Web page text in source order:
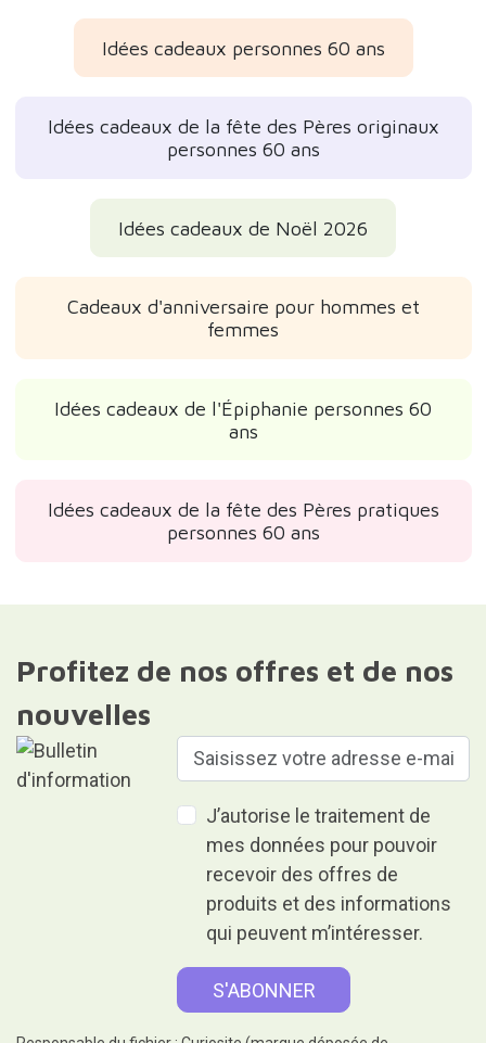
Idées cadeaux personnes 60 ans
Idées cadeaux de la fête des Pères originaux
personnes 60 ans
Idées cadeaux de Noël 2026
Cadeaux d'anniversaire pour hommes et
femmes
Idées cadeaux de l'Épiphanie personnes 60
ans
Idées cadeaux de la fête des Pères pratiques
personnes 60 ans
Profitez de nos offres et de nos
nouvelles
J’autorise le traitement de
mes données pour pouvoir
recevoir des offres de
produits et des informations
qui peuvent m’intéresser.